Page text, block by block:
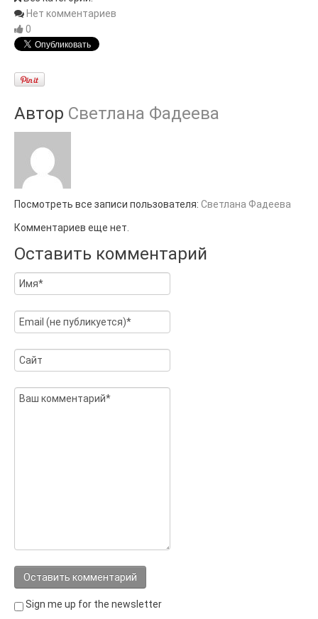
Нет комментариев
0
Автор Светлана Фадеева
Посмотреть все записи пользователя: Светлана Фадеева
Комментариев еще нет.
Оставить комментарий
Sign me up for the newsletter